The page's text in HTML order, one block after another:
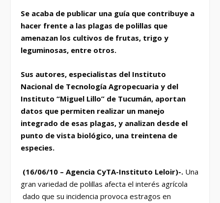
Se acaba de publicar una guía que contribuye a
hacer frente a las plagas de polillas que
amenazan los cultivos de frutas, trigo y
leguminosas, entre otros.
Sus autores, especialistas del Instituto
Nacional de Tecnología Agropecuaria y del
Instituto “Miguel Lillo” de Tucumán, aportan
datos que permiten realizar un manejo
integrado de esas plagas, y analizan desde el
punto de vista biológico, una treintena de
especies.
(16/06/10 – Agencia CyTA-Instituto Leloir)-. Una
gran variedad de polillas afecta el interés agrícola
dado que su incidencia provoca estragos en